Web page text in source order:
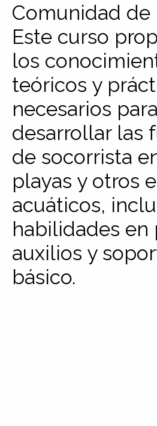
Comunidad de
Este curso
los
teóricos y
necesarios para
desarrollar las
de socorrista
playas y otros
acuáticos,
habilidades en
auxilios y
básico.